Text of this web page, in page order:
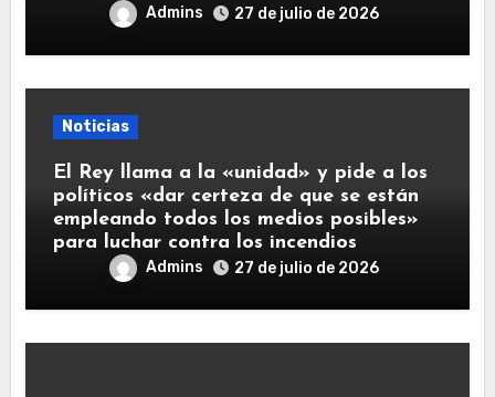
Admins 27 de julio de 2026
Noticias
El Rey llama a la «unidad» y pide a los
políticos «dar certeza de que se están
empleando todos los medios posibles»
para luchar contra los incendios
Admins 27 de julio de 2026